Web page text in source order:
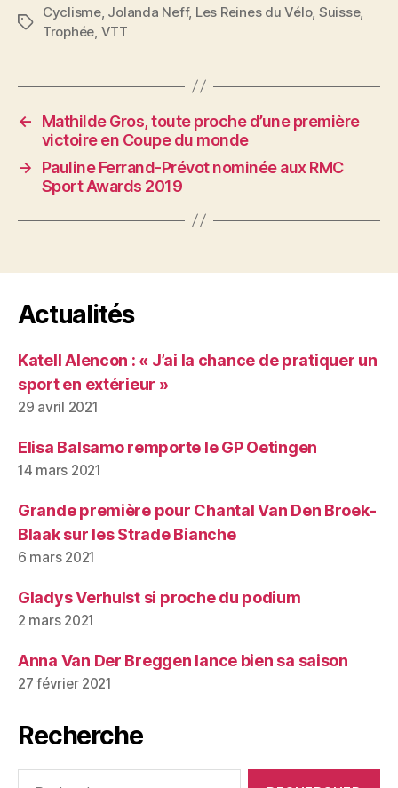
Étiquettes
Cyclisme, Jolanda Neff, Les Reines du Vélo, Suisse,
Trophée VTT
←
Mathilde Gros, toute proche d’une première
victoire en Coupe du monde
→
Pauline Ferrand-Prévot nominée aux RMC
Sport Awards 2019
Actualités
Katell Alencon : « J’ai la chance de pratiquer un
sport en extérieur »
29 avril 2021
Elisa Balsamo remporte le GP Oetingen
14 mars 2021
Grande première pour Chantal Van Den Broek-
Blaak sur les Strade Bianche
6 mars 2021
Gladys Verhulst si proche du podium
2 mars 2021
Anna Van Der Breggen lance bien sa saison
27 février 2021
Recherche